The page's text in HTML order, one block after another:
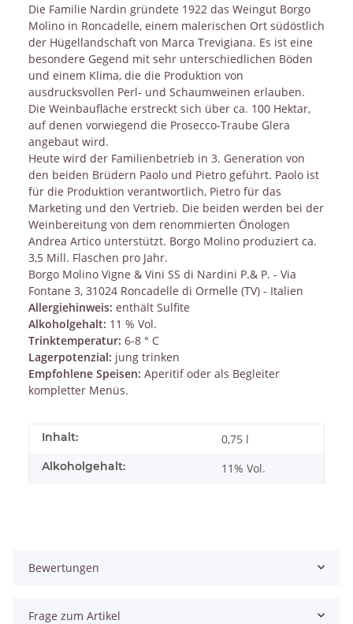
Die Familie Nardin gründete 1922 das Weingut Borgo
Molino in Roncadelle, einem malerischen Ort südöstlich
der Hügellandschaft von Marca Trevigiana. Es ist eine
besondere Gegend mit sehr unterschiedlichen Böden
und einem Klima, die die Produktion von
ausdrucksvollen Perl- und Schaumweinen erlauben.
Die Weinbaufläche erstreckt sich über ca. 100 Hektar,
auf denen vorwiegend die Prosecco-Traube Glera
angebaut wird.
Heute wird der Familienbetrieb in 3. Generation von
den beiden Brüdern Paolo und Pietro geführt. Paolo ist
für die Produktion verantwortlich, Pietro für das
Marketing und den Vertrieb. Die beiden werden bei der
Weinbereitung von dem renommierten Önologen
Andrea Artico unterstützt. Borgo Molino produziert ca.
3,5 Mill. Flaschen pro Jahr.
Borgo Molino Vigne & Vini SS di Nardini P.& P. - Via
Fontane 3, 31024 Roncadelle di Ormelle (TV) - Italien
Allergiehinweis: enthält Sulfite
Alkoholgehalt: 11 % Vol.
Trinktemperatur: 6-8 ° C
Lagerpotenzial: jung trinken
Empfohlene Speisen: Aperitif oder als Begleiter
kompletter Menüs.
Inhalt: 0,75 l
Alkoholgehalt: 11% Vol.
Bewertungen
Frage zum Artikel